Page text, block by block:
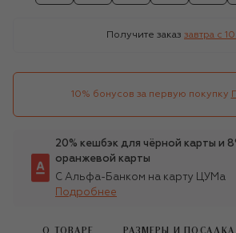
Получите заказ завтра c
10% бонусов за первую покупку
20% кешбэк для чёрной карты и
оранжевой карты
С Альфа-Банком на карту ЦУМа
Подробнее
О ТОВАРЕ РАЗМЕРЫ И ПОСАДКА